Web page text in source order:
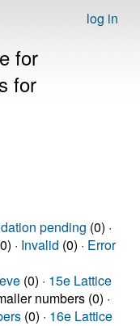
log in
for
for
pending (0) ·
· Invalid (0) · Error
(0) · 15e Lattice
numbers (0) ·
(0) · 16e Lattice